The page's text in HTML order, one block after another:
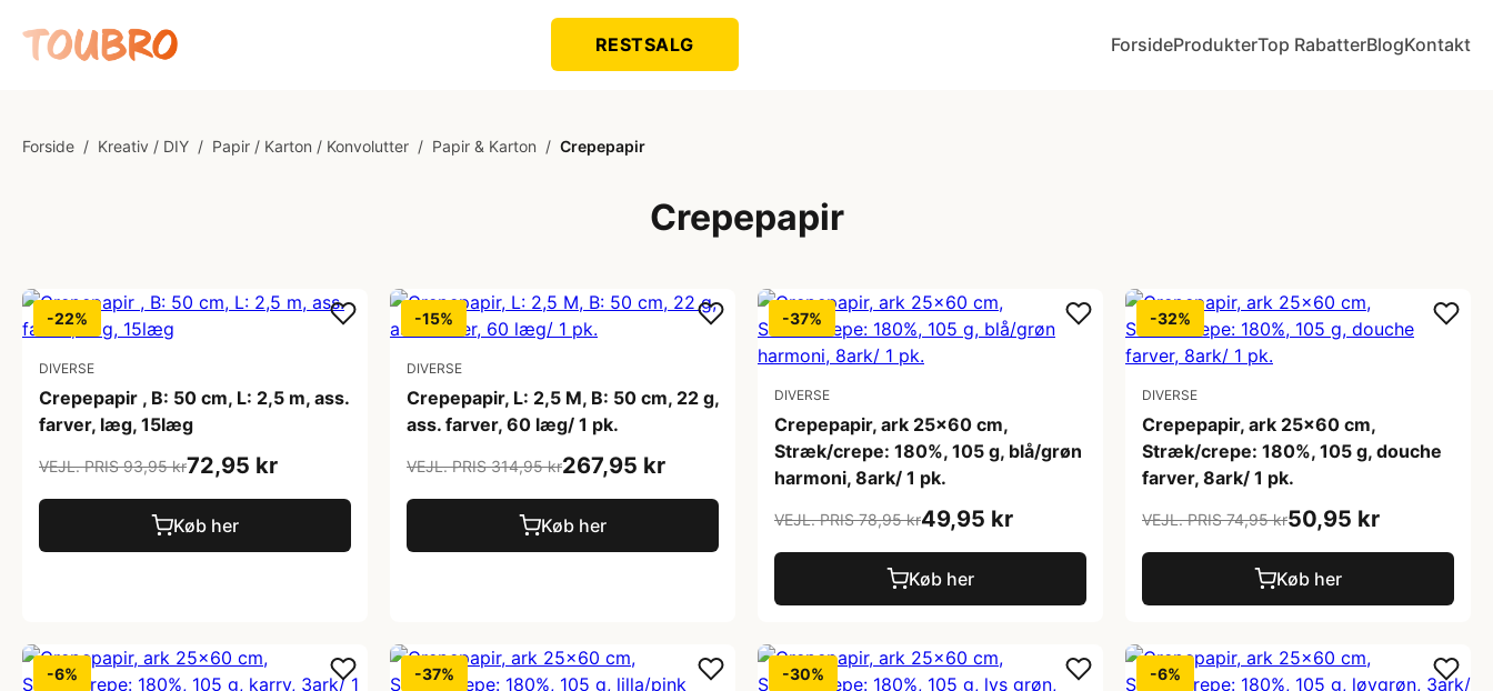
RESTSALG ForsideProdukterTop RabatterBlogKontakt
Forside / Kreativ / DIY / Papir / Karton / Konvolutter / Papir & Karton / Crepepapir
Crepepapir
-22%
DIVERSE
Crepepapir , B: 50 cm, L: 2,5 m, ass.
farver, læg, 15læg
VEJL. PRIS 93,95 kr72,95 kr
Køb her
-15%
DIVERSE
Crepepapir, L: 2,5 M, B: 50 cm, 22 g,
ass. farver, 60 læg/ 1 pk.
VEJL. PRIS 314,95 kr267,95 kr
Køb her
-37%
DIVERSE
Crepepapir, ark 25x60 cm,
Stræk/crepe: 180%, 105 g, blå/grøn
harmoni, 8ark/ 1 pk.
VEJL. PRIS 78,95 kr49,95 kr
Køb her
-32%
DIVERSE
Crepepapir, ark 25x60 cm,
Stræk/crepe: 180%, 105 g, douche
farver, 8ark/ 1 pk.
VEJL. PRIS 74,95 kr50,95 kr
Køb her
-6% -37% -30% -6%